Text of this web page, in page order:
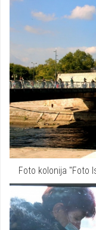
Foto kolonija "Foto